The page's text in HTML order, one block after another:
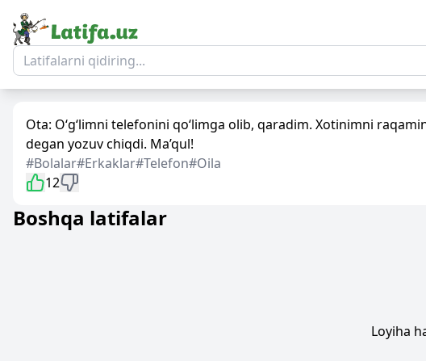
Ota: O‘g‘limni telefonini qo‘limga olib, qaradim. Xotinimni
degan yozuv chiqdi. Ma’qul!
#Bolalar#Erkaklar#Telefon#Oila
12
Boshqa latifalar
Loyiha